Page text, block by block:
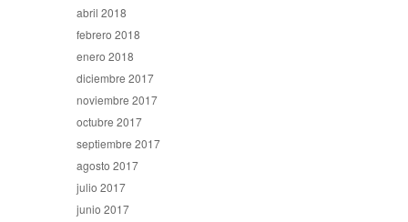
abril 2018
febrero 2018
enero 2018
diciembre 2017
noviembre 2017
octubre 2017
septiembre 2017
agosto 2017
julio 2017
junio 2017